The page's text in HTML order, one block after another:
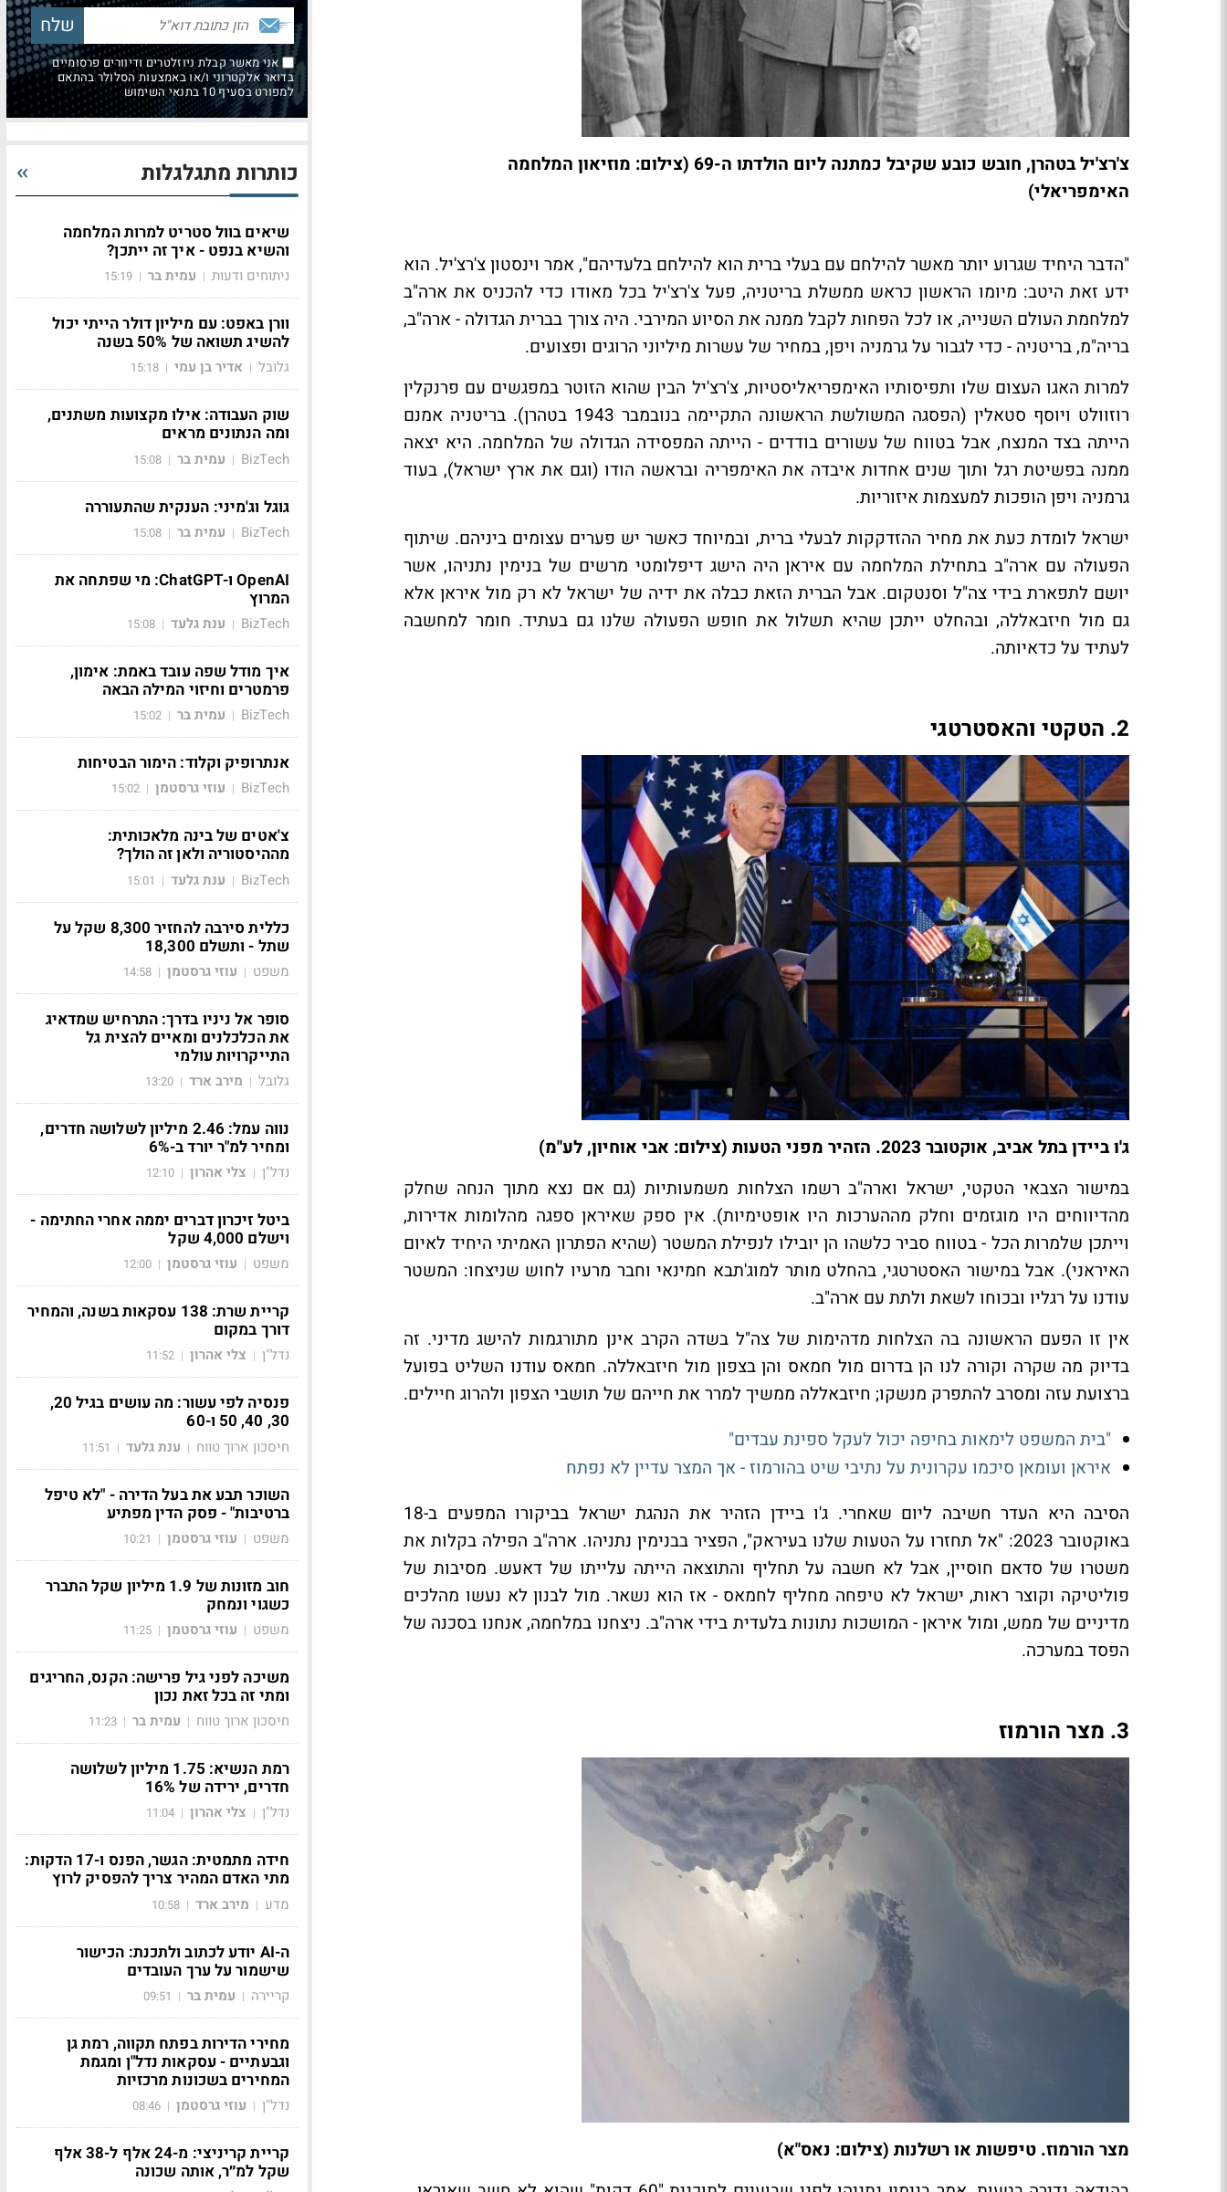
צ'רצ'יל בטהרן, חובש כובע שקיבל כמתנה ליום הולדתו ה-69 (צילום: מוזיאון המלחמה
האימפריאלי)
"הדבר היחיד שגרוע יותר מאשר להילחם עם בעלי ברית הוא להילחם בלעדיהם", אמר וינסטון צ'רצ'יל. הוא
ידע זאת היטב: מיומו הראשון כראש ממשלת בריטניה, פעל צ'רצ'יל בכל מאודו כדי להכניס את ארה"ב
למלחמת העולם השנייה, או לכל הפחות לקבל ממנה את הסיוע המירבי. היה צורך בברית הגדולה - ארה"ב,
בריה"מ, בריטניה - כדי לגבור על גרמניה ויפן, במחיר של עשרות מיליוני הרוגים ופצועים.
למרות האגו העצום שלו ותפיסותיו האימפריאליסטיות, צ'רצ'יל הבין שהוא הזוטר במפגשים עם פרנקלין
רוזוולט ויוסף סטאלין (הפסגה המשולשת הראשונה התקיימה בנובמבר 1943 בטהרן). בריטניה אמנם
הייתה בצד המנצח, אבל בטווח של עשורים בודדים - הייתה המפסידה הגדולה של המלחמה. היא יצאה
ממנה בפשיטת רגל ותוך שנים אחדות איבדה את האימפריה ובראשה הודו (וגם את ארץ ישראל), בעוד
גרמניה ויפן הופכות למעצמות איזוריות.
ישראל לומדת כעת את מחיר ההזדקקות לבעלי ברית, ובמיוחד כאשר יש פערים עצומים ביניהם. שיתוף
הפעולה עם ארה"ב בתחילת המלחמה עם איראן היה הישג דיפלומטי מרשים של בנימין נתניהו, אשר
יושם לתפארת בידי צה"ל וסנטקום. אבל הברית הזאת כבלה את ידיה של ישראל לא רק מול איראן אלא
גם מול חיזבאללה, ובהחלט ייתכן שהיא תשלול את חופש הפעולה שלנו גם בעתיד. חומר למחשבה
לעתיד על כדאיותה.
2. הטקטי והאסטרטגי
ג'ו ביידן בתל אביב, אוקטובר 2023. הזהיר מפני הטעות (צילום: אבי אוחיון, לע"מ)
במישור הצבאי הטקטי, ישראל וארה"ב רשמו הצלחות משמעותיות (גם אם נצא מתוך הנחה שחלק
מהדיווחים היו מוגזמים וחלק מההערכות היו אופטימיות). אין ספק שאיראן ספגה מהלומות אדירות,
וייתכן שלמרות הכל - בטווח סביר כלשהו הן יובילו לנפילת המשטר (שהיא הפתרון האמיתי היחיד לאיום
האיראני). אבל במישור האסטרטגי, בהחלט מותר למוג'תבא חמינאי וחבר מרעיו לחוש שניצחו: המשטר
עודנו על רגליו ובכוחו לשאת ולתת עם ארה"ב.
אין זו הפעם הראשונה בה הצלחות מדהימות של צה"ל בשדה הקרב אינן מתורגמות להישג מדיני. זה
בדיוק מה שקרה וקורה לנו הן בדרום מול חמאס והן בצפון מול חיזבאללה. חמאס עודנו השליט בפועל
ברצועת עזה ומסרב להתפרק מנשקו; חיזבאללה ממשיך למרר את חייהם של תושבי הצפון ולהרוג חיילים.
"בית המשפט לימאות בחיפה יכול לעקל ספינת עבדים"
איראן ועומאן סיכמו עקרונית על נתיבי שיט בהורמוז - אך המצר עדיין לא נפתח
הסיבה היא העדר חשיבה ליום שאחרי. ג'ו ביידן הזהיר את הנהגת ישראל בביקורו המפעים ב-18
באוקטובר 2023: "אל תחזרו על הטעות שלנו בעיראק", הפציר בבנימין נתניהו. ארה"ב הפילה בקלות את
משטרו של סדאם חוסיין, אבל לא חשבה על תחליף והתוצאה הייתה עלייתו של דאעש. מסיבות של
פוליטיקה וקוצר ראות, ישראל לא טיפחה מחליף לחמאס - אז הוא נשאר. מול לבנון לא נעשו מהלכים
מדיניים של ממש, ומול איראן - המושכות נתונות בלעדית בידי ארה"ב. ניצחנו במלחמה, אנחנו בסכנה של
הפסד במערכה.
3. מצר הורמוז
מצר הורמוז. טיפשות או רשלנות (צילום: נאס"א)
אני מאשר קבלת ניוזלטרים ודיוורים פרסומיים
בדואר אלקטרוני ו/או באמצעות הסלולר בהתאם
למפורט בסעיף 10 בתנאי השימוש
כותרות מתגלגלות
שיאים בוול סטריט למרות המלחמה
והשיא בנפט - איך זה ייתכן?
ניתוחים ודעות | עמית בר |
15:19
וורן באפט: עם מיליון דולר הייתי יכול
להשיג תשואה של 50% בשנה
גלובל | אדיר בן עמי |
15:18
שוק העבודה: אילו מקצועות משתנים,
ומה הנתונים מראים
BizTech
| עמית בר |
15:08
גוגל וג'מיני: הענקית שהתעוררה
BizTech
| עמית בר |
15:08
OpenAI ו-ChatGPT: מי שפתחה את
המרוץ
BizTech
| ענת גלעד |
15:08
איך מודל שפה עובד באמת: אימון,
פרמטרים וחיזוי המילה הבאה
BizTech
| עמית בר |
15:02
אנתרופיק וקלוד: הימור הבטיחות
BizTech
| עוזי גרסטמן |
15:02
צ'אטים של בינה מלאכותית:
מההיסטוריה ולאן זה הולך?
BizTech
| ענת גלעד |
15:01
כללית סירבה להחזיר 8,300 שקל על
שתל - ותשלם 18,300
משפט | עוזי גרסטמן |
14:58
סופר אל ניניו בדרך: התרחיש שמדאיג
את הכלכלנים ומאיים להצית גל
התייקרויות עולמי
גלובל | מירב ארד |
13:20
נווה עמל: 2.46 מיליון לשלושה חדרים,
ומחיר למ"ר יורד ב-6%
נדל"ן | צלי אהרון |
12:10
ביטל זיכרון דברים יממה אחרי החתימה -
וישלם 4,000 שקל
משפט | עוזי גרסטמן |
12:00
קריית שרת: 138 עסקאות בשנה, והמחיר
דורך במקום
נדל"ן | צלי אהרון |
11:52
פנסיה לפי עשור: מה עושים בגיל 20,
30, 40, 50 ו-60
חיסכון ארוך טווח | ענת גלעד |
11:51
השוכר תבע את בעל הדירה - "לא טיפל
ברטיבות" - פסק הדין מפתיע
משפט | עוזי גרסטמן |
10:21
חוב מזונות של 1.9 מיליון שקל התברר
כשגוי ונמחק
משפט | עוזי גרסטמן |
11:25
משיכה לפני גיל פרישה: הקנס, החריגים
ומתי זה בכל זאת נכון
חיסכון ארוך טווח | עמית בר |
11:23
רמת הנשיא: 1.75 מיליון לשלושה
חדרים, ירידה של 16%
נדל"ן | צלי אהרון |
11:04
חידה מתמטית: הגשר, הפנס ו-17 הדקות:
מתי האדם המהיר צריך להפסיק לרוץ
מדע | מירב ארד |
10:58
ה-AI יודע לכתוב ולתכנת: הכישור
שישמור על ערך העובדים
קריירה | עמית בר |
09:51
מחירי הדירות בפתח תקווה, רמת גן
וגבעתיים - עסקאות נדל"ן ומגמת
המחירים בשכונות מרכזיות
נדל"ן | עוזי גרסטמן |
08:46
קריית קריניצי: מ-24 אלף ל-38 אלף
שקל למ״ר, אותה שכונה